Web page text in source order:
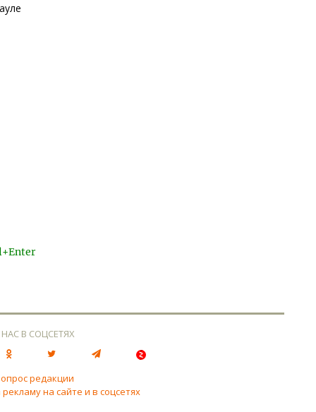
В СОЦСЕТЯХ
редакции
на сайте и в соцсетях